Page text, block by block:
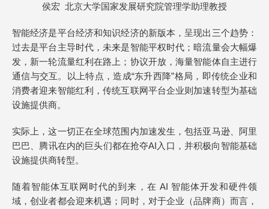
侯宏 北京大学国家发展研究院管理学助理教授
智能经济是平台经济和知识经济的新版本，呈现出三个趋势：
过去是平台主导时代，未来是智能平权时代；暗流量会大幅爆
发，新一轮流量红利在路上；协议开放，海量智能体自主进行
通信与交互。以上特点，造成“东升西降”格局，即传统企业和
消费者迎来智能红利，传统互联网平台企业则加速转型为基础
设施提供商。
实际上，这一切正在全球范围内加速发生，包括亚马逊、阿里
巴巴、腾讯在内的巨头们都在抢夺AI入口，并积极向智能基础
设施提供商转型。
随着智能体互联网时代的到来，在 AI 智能体开发和硬件领
域，创业者都会迎来机遇；同时，对于企业（品牌商）而言，